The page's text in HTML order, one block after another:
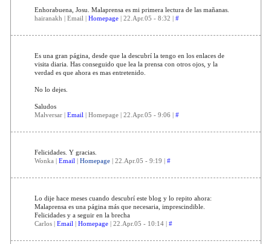
Enhorabuena, Josu. Malaprensa es mi primera lectura de las mañanas.
hairanakh | Email | Homepage| 22.Apr.05 - 8:32 | #
Es una gran página, desde que la descubrí la tengo en los enlaces de
visita diaria. Has conseguido que lea la prensa con otros ojos, y la
verdad es que ahora es mas entretenido.
No lo dejes.
Saludos
Malversar | Email | Homepage | 22.Apr.05 - 9:06 | #
Felicidades. Y gracias.
Wonka | Email | Homepage| 22.Apr.05 - 9:19 | #
Lo dije hace meses cuando descubrí este blog y lo repito ahora:
Malaprensa es una página más que necesaria, imprescindible.
Felicidades y a seguir en la brecha
Carlos | Email | Homepage| 22.Apr.05 - 10:14 | #